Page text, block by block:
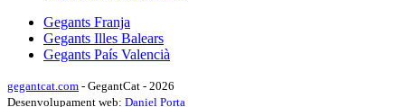
Gegants Franja
Gegants Illes Balears
Gegants País Valencià
gegantcat.com - GegantCat - 2026
Desenvolupament web: Daniel Porta